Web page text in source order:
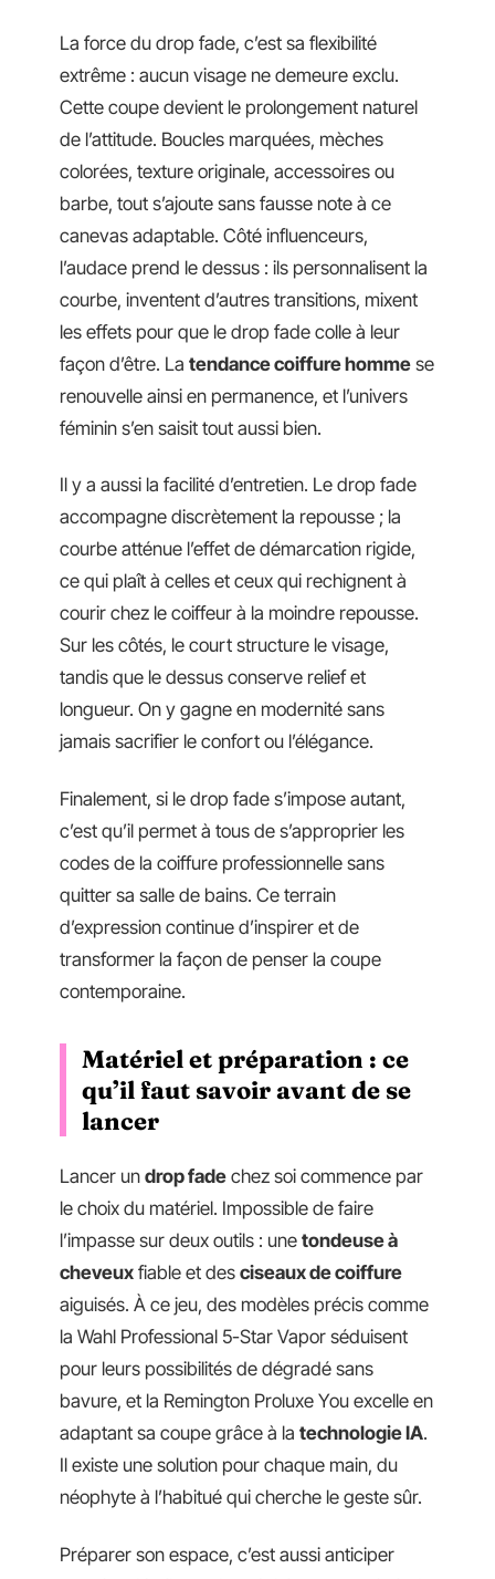
La force du drop fade, c’est sa flexibilité
extrême : aucun visage ne demeure exclu.
Cette coupe devient le prolongement naturel
de l’attitude. Boucles marquées, mèches
colorées, texture originale, accessoires ou
barbe, tout s’ajoute sans fausse note à ce
canevas adaptable. Côté influenceurs,
l’audace prend le dessus : ils personnalisent la
courbe, inventent d’autres transitions, mixent
les effets pour que le drop fade colle à leur
façon d’être. La tendance coiffure homme se
renouvelle ainsi en permanence, et l’univers
féminin s’en saisit tout aussi bien.
Il y a aussi la facilité d’entretien. Le drop fade
accompagne discrètement la repousse ; la
courbe atténue l’effet de démarcation rigide,
ce qui plaît à celles et ceux qui rechignent à
courir chez le coiffeur à la moindre repousse.
Sur les côtés, le court structure le visage,
tandis que le dessus conserve relief et
longueur. On y gagne en modernité sans
jamais sacrifier le confort ou l’élégance.
Finalement, si le drop fade s’impose autant,
c’est qu’il permet à tous de s’approprier les
codes de la coiffure professionnelle sans
quitter sa salle de bains. Ce terrain
d’expression continue d’inspirer et de
transformer la façon de penser la coupe
contemporaine.
Matériel et préparation : ce
qu’il faut savoir avant de se
lancer
Lancer un drop fade chez soi commence par
le choix du matériel. Impossible de faire
l’impasse sur deux outils : une tondeuse à
cheveux fiable et des ciseaux de coiffure
aiguisés. À ce jeu, des modèles précis comme
la Wahl Professional 5-Star Vapor séduisent
pour leurs possibilités de dégradé sans
bavure, et la Remington Proluxe You excelle en
adaptant sa coupe grâce à la technologie IA.
Il existe une solution pour chaque main, du
néophyte à l’habitué qui cherche le geste sûr.
Préparer son espace, c’est aussi anticiper